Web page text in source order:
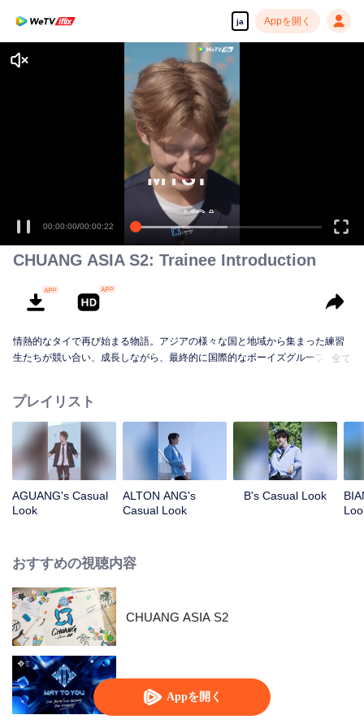
ja Appを開く
Appを開く
00:00:00/00:00:22
CHUANG ASIA S2: Trainee Introduction
情熱的なタイで再び始まる物語。アジアの様々な国と地域から集まった練習
生たちが競い合い、成長しながら、最終的に国際的なボーイズグループを目
全て
プレイリスト
AGUANG's Casual
Look
ALTON ANG's
Casual Look
B's Casual Look
おすすめの視聴内容
CHUANG ASIA S2